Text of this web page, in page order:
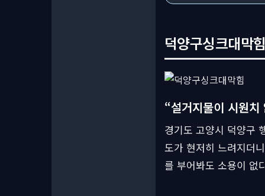
덕양구싱크대막
“설거지물이 시원치
경기도 고양시 덕양구
도가 현저히 느려지더
를 부어봐도 소용이 없